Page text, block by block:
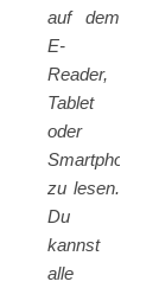
auf dem
E-
Reader,
Tablet
oder
Smartphone
zu lesen.
Du
kannst
alle